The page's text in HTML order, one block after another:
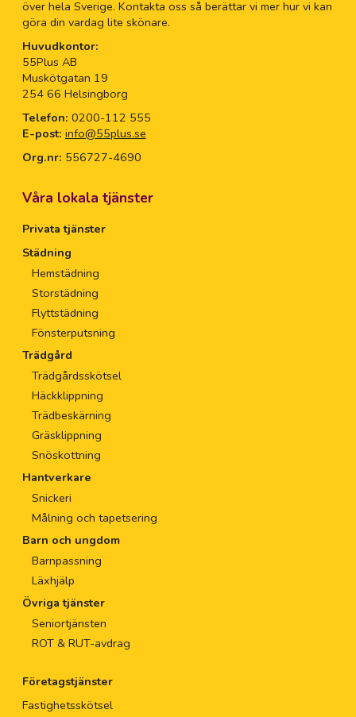
över hela Sverige. Kontakta oss så berättar vi mer hur vi kan
göra din vardag lite skönare.
Huvudkontor:
55Plus AB
Muskötgatan 19
254 66 Helsingborg
Telefon: 0200-112 555
E-post: info@55plus.se
Org.nr: 556727-4690
Våra lokala tjänster
Privata tjänster
Städning
Hemstädning
Storstädning
Flyttstädning
Fönsterputsning
Trädgård
Trädgårdsskötsel
Häckklippning
Trädbeskärning
Gräsklippning
Snöskottning
Hantverkare
Snickeri
Målning och tapetsering
Barn och ungdom
Barnpassning
Läxhjälp
Övriga tjänster
Seniortjänsten
ROT & RUT-avdrag
Företagstjänster
Fastighetsskötsel